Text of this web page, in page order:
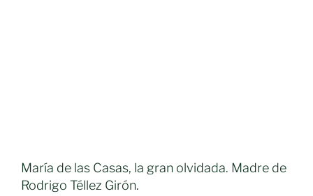
María de las Casas, la gran olvidada. Madre de
Rodrigo Téllez Girón.